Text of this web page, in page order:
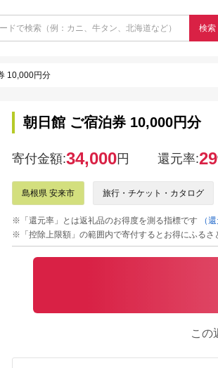
検索
10,000円分
朝日館 ご宿泊券 10,000円分
寄付金額:34,000円 還元率:29
島根県 安来市 旅行・チケット・カタログ
※「還元率」とは返礼品のお得度を測る指標です
（
※「控除上限額」の範囲内で寄付するとお得にふるさ
この